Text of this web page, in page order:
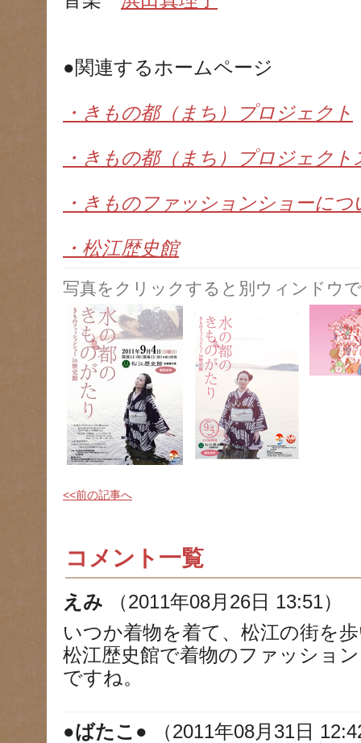
●関連するホームページ
・きもの都（まち）プロジェクト
・きもの都（まち）プロジェク
・きものファッションショーにつ
・松江歴史館
写真をクリックすると別ウィンドウ
<<前の記事へ
コメント一覧
えみ
（2011年08月26日 13:51）
いつか着物を着て、松江の街を
松江歴史館で着物のファッショ
ですね。
●ばたこ●
（2011年08月31日